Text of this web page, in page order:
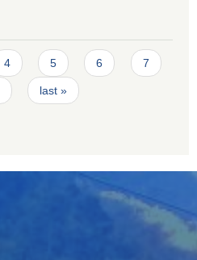
4 5 6 7
last »